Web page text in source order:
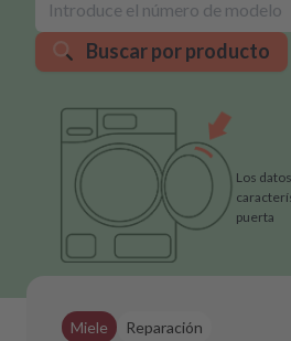
Buscar por producto
Los
puerta
Miele Reparación